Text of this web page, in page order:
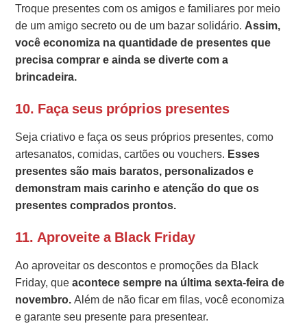
Troque presentes com os amigos e familiares por meio
de um amigo secreto ou de um bazar solidário.Assim,
você economiza na quantidade de presentes que
precisa comprar e ainda se diverte com a
brincadeira.
10. Faça seus próprios presentes
Seja criativo e faça os seus próprios presentes, como
artesanatos, comidas, cartões ou vouchers. Esses
presentes são mais baratos, personalizados e
demonstram mais carinho e atenção do que os
presentes comprados prontos.
11. Aproveite a Black Friday
Ao aproveitar os descontos e promoções da Black
Friday, queacontece sempre na última sexta-feira de
novembro.Além de não ficar em filas, você economiza
e garante seu presente para presentear.